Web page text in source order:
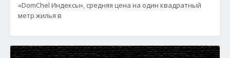
«DomChel Индексы», средняя цена на один квадратный
метр жилья в